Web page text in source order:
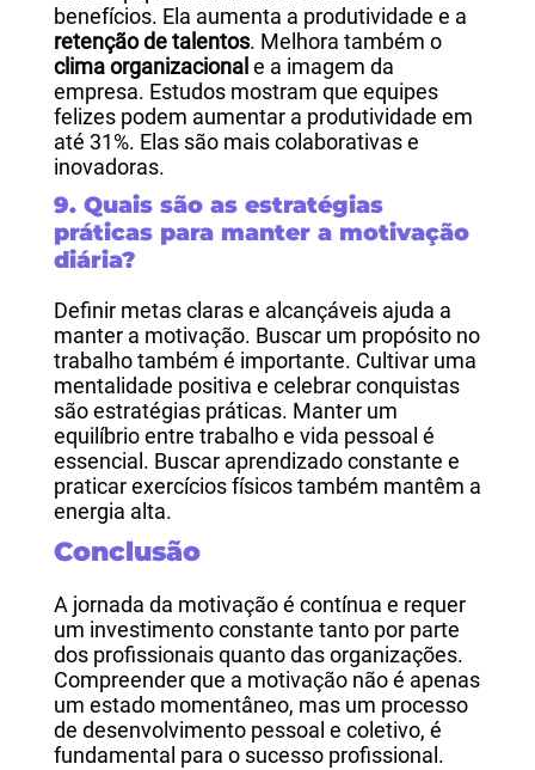
benefícios. Ela aumenta a produtividade e a
retenção de talentos. Melhora também o
clima organizacionale a imagem da
empresa. Estudos mostram que equipes
felizes podem aumentar a produtividade em
até 31%. Elas são mais colaborativas e
inovadoras.
9. Quais são as estratégias
práticas para manter a motivação
diária?
Definir metas claras e alcançáveis ajuda a
manter a motivação. Buscar um propósito no
trabalho também é importante. Cultivar uma
mentalidade positiva e celebrar conquistas
são estratégias práticas. Manter um
equilíbrio entre trabalho e vida pessoal é
essencial. Buscar aprendizado constante e
praticar exercícios físicos também mantêm a
energia alta.
Conclusão
A jornada da motivação é contínua e requer
um investimento constante tanto por parte
dos profissionais quanto das organizações.
Compreender que a motivação não é apenas
um estado momentâneo, mas um processo
de desenvolvimento pessoal e coletivo, é
fundamental para o sucesso profissional.